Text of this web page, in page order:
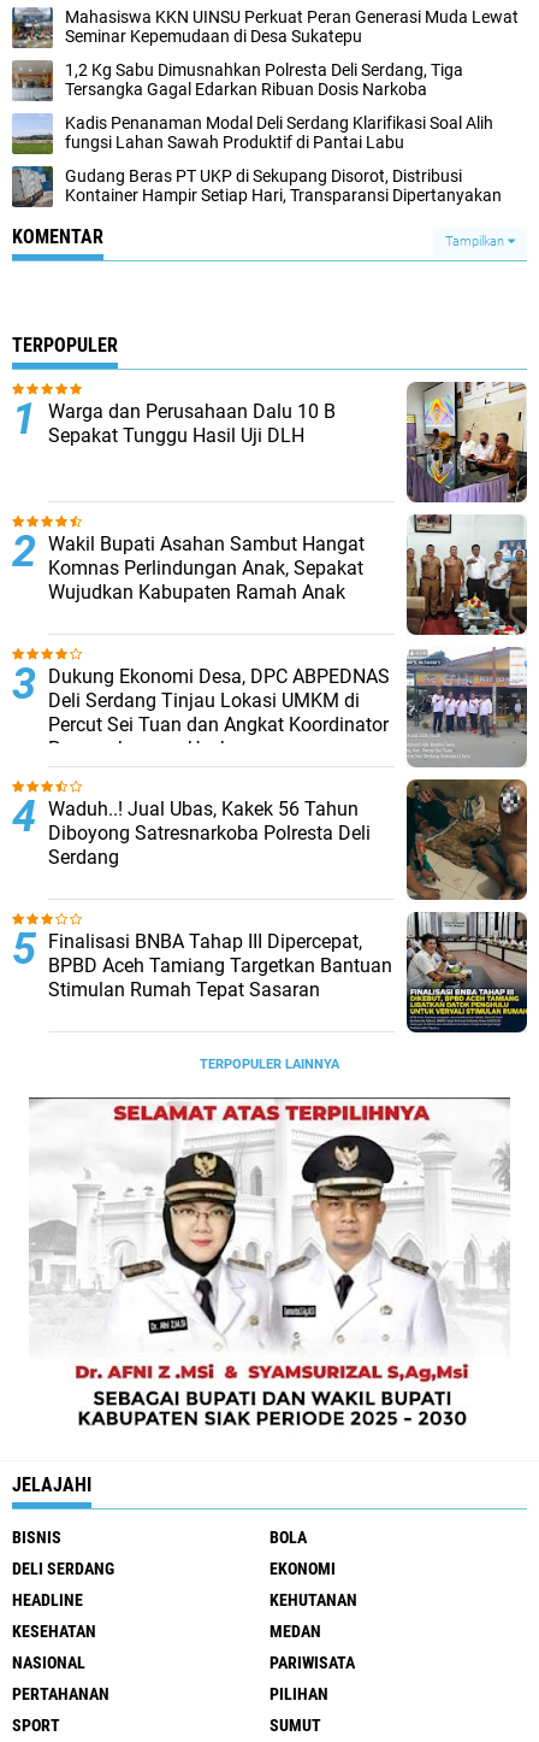
Mahasiswa KKN UINSU Perkuat Peran Generasi Muda Lewat
Seminar Kepemudaan di Desa Sukatepu
1,2 Kg Sabu Dimusnahkan Polresta Deli Serdang, Tiga
Tersangka Gagal Edarkan Ribuan Dosis Narkoba
Kadis Penanaman Modal Deli Serdang Klarifikasi Soal Alih
fungsi Lahan Sawah Produktif di Pantai Labu
Gudang Beras PT UKP di Sekupang Disorot, Distribusi
Kontainer Hampir Setiap Hari, Transparansi Dipertanyakan
KOMENTAR Tampilkan
TERPOPULER
Warga dan Perusahaan Dalu 10 B
Sepakat Tunggu Hasil Uji DLH
Wakil Bupati Asahan Sambut Hangat
Komnas Perlindungan Anak, Sepakat
Wujudkan Kabupaten Ramah Anak
Dukung Ekonomi Desa, DPC ABPEDNAS
Deli Serdang Tinjau Lokasi UMKM di
Percut Sei Tuan dan Angkat Koordinator
Pengembangan Usaha
Waduh..! Jual Ubas, Kakek 56 Tahun
Diboyong Satresnarkoba Polresta Deli
Serdang
Finalisasi BNBA Tahap III Dipercepat,
BPBD Aceh Tamiang Targetkan Bantuan
Stimulan Rumah Tepat Sasaran
TERPOPULER LAINNYA
JELAJAHI
BISNIS
BOLA
DELI SERDANG
EKONOMI
HEADLINE
KEHUTANAN
KESEHATAN
MEDAN
NASIONAL
PARIWISATA
PERTAHANAN
PILIHAN
SPORT
SUMUT